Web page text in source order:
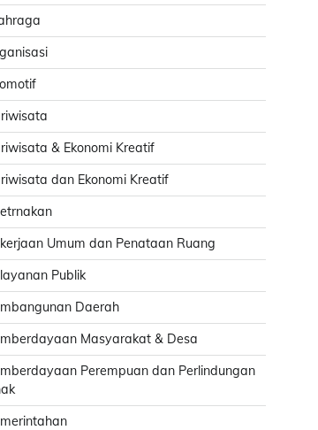
& Ekonomi Kreatif
dan Ekonomi Kreatif
Umum dan Penataan Ruang
Publik
Daerah
Masyarakat & Desa
Perempuan dan Perlindungan